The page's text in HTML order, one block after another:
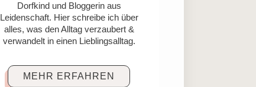
Dorfkind und Bloggerin aus
Leidenschaft. Hier schreibe ich über
alles, was den Alltag verzaubert &
verwandelt in einen Lieblingsalltag.
MEHR ERFAHREN